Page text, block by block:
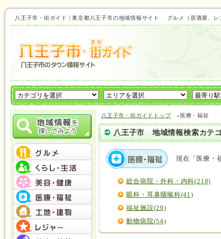
八王子市・街ガイド | 東京都八王子市の地域情報サイト グルメ（居酒屋、
八王子市・街ガイドトップ »医療・福祉
八王子市 地域情報検索カテ
現在「医療・
総合病院・外科・内科(218)
眼科・耳鼻咽喉科(41)
福祉施設(29)
動物病院(54)